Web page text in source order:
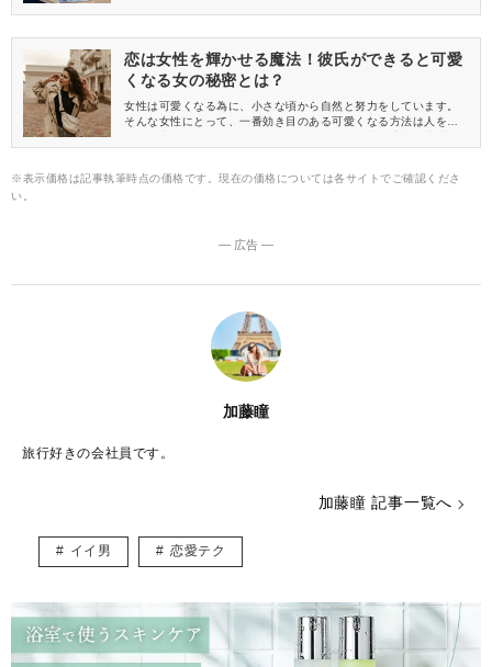
恋は女性を輝かせる魔法！彼氏ができると可愛
くなる女の秘密とは？
女性は可愛くなる為に、小さな頃から自然と努力をしています。
そんな女性にとって、一番効き目のある可愛くなる方法は人を好
かかりますからね。あなたは魔法にかかった事がありますか？そ
※表示価格は記事執筆時点の価格です。現在の価格については各サイトでご確認くださ
い。
― 広告 ―
加藤瞳
旅行好きの会社員です。
加藤瞳 記事一覧へ
イイ男 恋愛テク